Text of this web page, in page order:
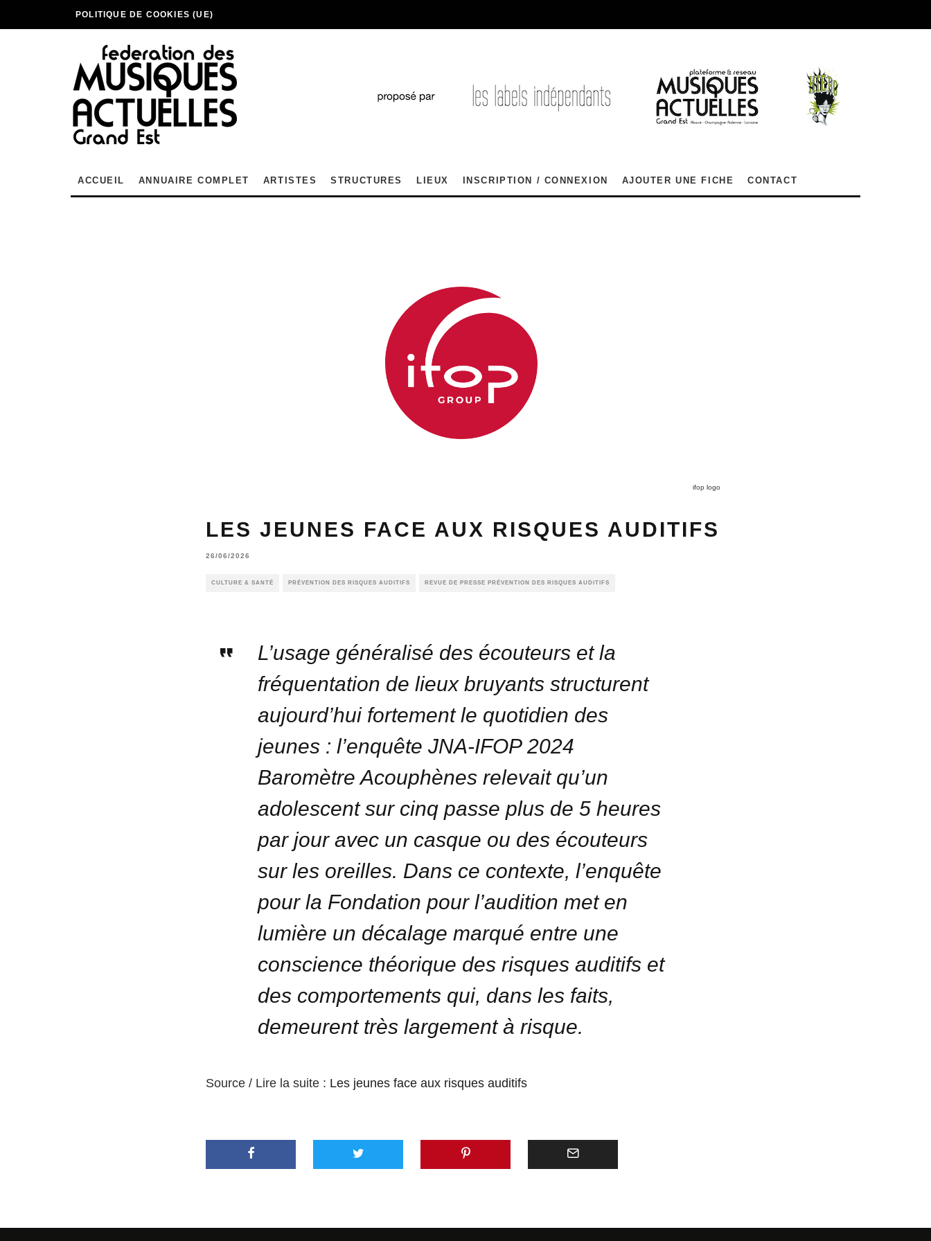
POLITIQUE DE COOKIES (UE)
ACCUEIL ANNUAIRE COMPLET ARTISTES STRUCTURES LIEUX INSCRIPTION / CONNEXION AJOUTER UNE FICHE CONTACT
ifop logo
LES JEUNES FACE AUX RISQUES AUDITIFS
26/06/2026
CULTURE & SANTÉ PRÉVENTION DES RISQUES AUDITIFS REVUE DE PRESSE PRÉVENTION DES RISQUES AUDITIFS
L’usage généralisé des écouteurs et la
fréquentation de lieux bruyants structurent
aujourd’hui fortement le quotidien des
jeunes : l’enquête JNA-IFOP 2024
Baromètre Acouphènes relevait qu’un
adolescent sur cinq passe plus de 5 heures
par jour avec un casque ou des écouteurs
sur les oreilles. Dans ce contexte, l’enquête
pour la Fondation pour l’audition met en
lumière un décalage marqué entre une
conscience théorique des risques auditifs et
des comportements qui, dans les faits,
demeurent très largement à risque.
Source / Lire la suite : Les jeunes face aux risques auditifs